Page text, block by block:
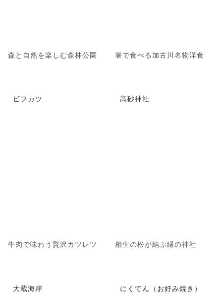
森と自然を楽しむ森林公園 箸で食べる加古川名物洋食
ビフカツ
牛肉で味わう贅沢カツレツ
高砂神社
相生の松が結ぶ縁の神社
大蔵海岸 にくてん（お好み焼き）